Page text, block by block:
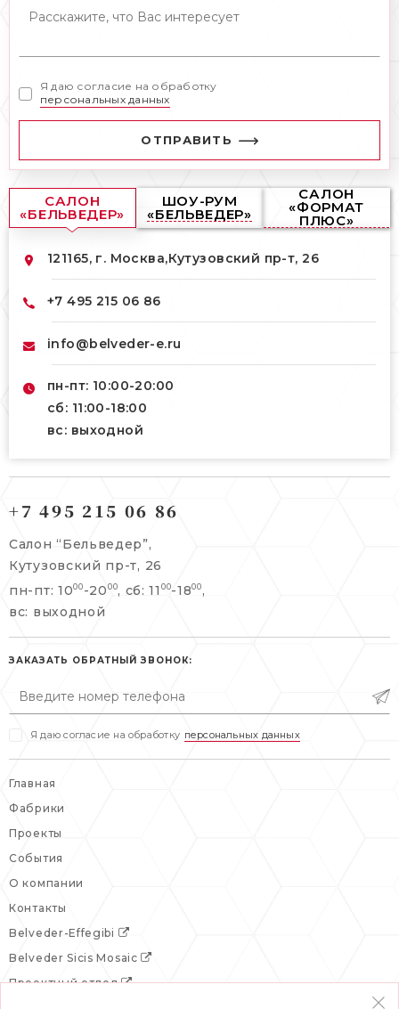
Я даю согласие на обработку
персональных данных
ОТПРАВИТЬ
САЛОН
«БЕЛЬВЕДЕР»
ШОУ-РУМ
«БЕЛЬВЕДЕР»
САЛОН
«ФОРМАТ
ПЛЮС»
121165, г. Москва,Кутузовский пр-т, 26
+7 495 215 06 86
info@belveder-e.ru
пн-пт: 10:00-20:00
сб: 11:00-18:00
вс: выходной
info@belveder-e.ru
пн-пт: 10:00-20:00
сб, вс: выходной
Берсеневский переулок, 3/10с7
+7 495 477 45 43
info@belveder-e.ru
пн-пт: 10:00-19:00
сб: выходной
+7 495 215 06 86
Салон “Бельведер”,
Кутузовский пр-т, 26
пн-пт: 1000 -20 00, сб: 11 00-1800 ,
вс: выходной
ЗАКАЗАТЬ ОБРАТНЫЙ ЗВОНОК:
Я даю согласие на обработку персональных данных
Главная
Фабрики
Проекты
События
О компании
Контакты
Belveder-Effegibi
Belveder Sicis Mosaic
Проектный отдел